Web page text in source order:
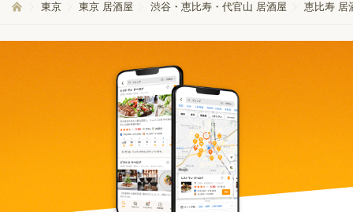
東京 東京 居酒屋 渋谷・恵比寿・代官山 居酒屋 恵比寿 居